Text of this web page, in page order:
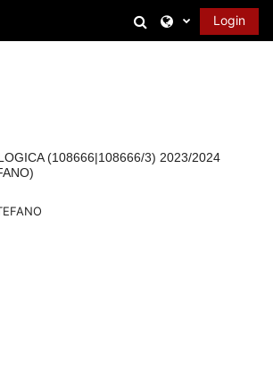
Attiva/disattiva
Login
(108666|108666/3) 2023/2024